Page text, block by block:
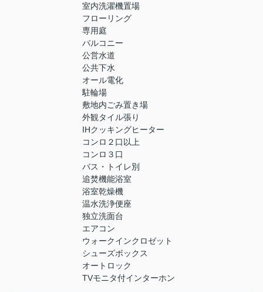
室内洗濯機置場
フローリング
専用庭
バルコニー
公営水道
公共下水
オール電化
駐輪場
敷地内ごみ置き場
外観タイル張り
IHクッキングヒーター
コンロ２口以上
コンロ３口
バス・トイレ別
追焚機能浴室
浴室乾燥機
温水洗浄便座
独立洗面台
エアコン
ウォークインクロゼット
シューズボックス
オートロック
TVモニタ付インターホン